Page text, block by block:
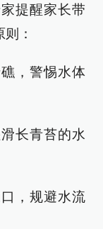
提醒家长带
：
，警惕水体
长青苔的水
，规避水流